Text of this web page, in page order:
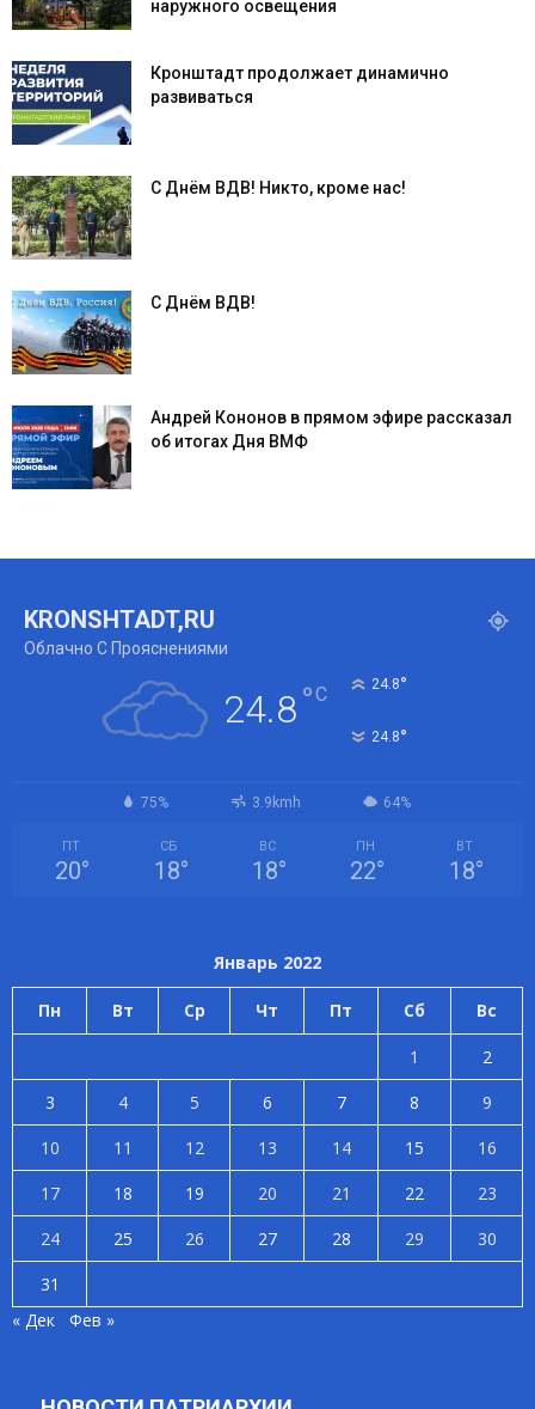
наружного освещения
Кронштадт продолжает динамично
развиваться
С Днём ВДВ! Никто, кроме нас!
С Днём ВДВ!
Андрей Кононов в прямом эфире рассказал
об итогах Дня ВМФ
KRONSHTADT,RU
Облачно С Прояснениями
24.8°C 24.8°
24.8°
75% 3.9kmh 64%
ПТ
20°
СБ
18°
ВС
18°
ПН
22°
ВТ
18°
Январь 2022
Пн Вт Ср Чт Пт Сб Вс
1
2
3
4 5 6 7 8
9
10
11 12 13 14 15
16
17
18 19 20 21 22
23
24
25 26 27 28 29
30
31
« Дек
Фев »